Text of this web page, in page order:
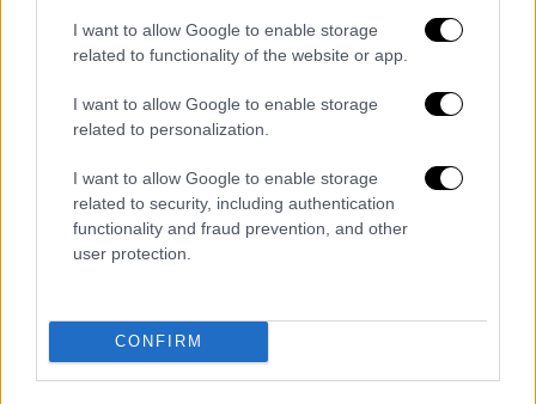
I want to allow Google to enable storage
related to functionality of the website or app.
I want to allow Google to enable storage
related to personalization.
I want to allow Google to enable storage
related to security, including authentication
functionality and fraud prevention, and other
user protection.
CONFIRM
Μια φτηνή ιαπωνική ακουστική και μετά μια
φτηνή ηλεκτρική επίσης ιαπωνική! Το ξύλο
ήταν κάτι που δεν μπορώ να θυμηθώ καθώς
ήταν πριν από πολύ καιρό!